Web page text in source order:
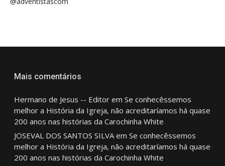
Mais comentários
Hermano de Jesus -- Editorem Se conhecêssemos
melhor a História da Igreja, não acreditaríamos há quase
200 anos nas histórias da Carochinha White
JOSEVAL DOS SANTOS SILVAem Se conhecêssemos
melhor a História da Igreja, não acreditaríamos há quase
200 anos nas histórias da Carochinha White